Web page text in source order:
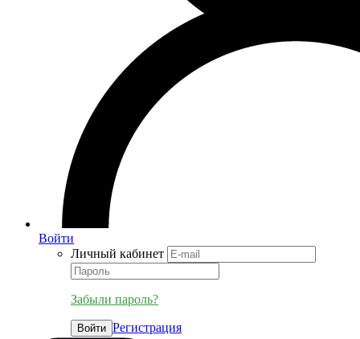
Войти
Личный кабинет
Забыли пароль?
Войти Регистрация